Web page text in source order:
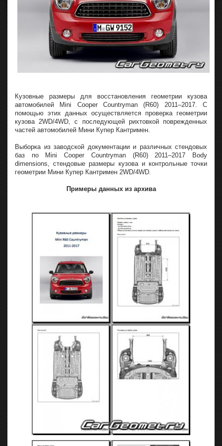
Кузовные размеры для восстановления геометрии кузова
автомобилей Mini Cooper Countryman (R60) 2011–2017. С
помощью этих данных осуществляется проверка геометрии
кузова 2WD/4WD, с последующей рихтовкой поврежденных
частей автомобилей Мини Купер Кантримен.
Выборка из заводской документации и различных стендовых
баз по Mini Cooper Countryman (R60) 2011–2017 Body
dimensions, стендовые размеры кузова и контрольные точки
геометрии Мини Купер Кантримен 2WD/4WD.
Примеры данных из архива